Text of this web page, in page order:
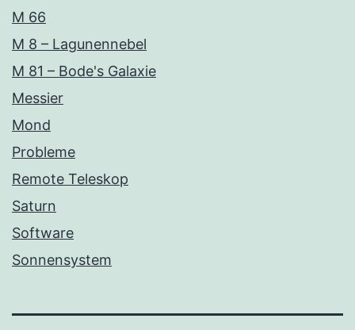
M 66
M 8 – Lagunennebel
M 81 – Bode's Galaxie
Messier
Mond
Probleme
Remote Teleskop
Saturn
Software
Sonnensystem